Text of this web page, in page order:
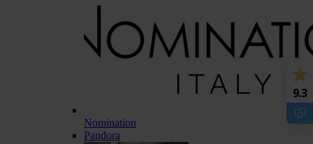
Nomination
Pandora
9.3